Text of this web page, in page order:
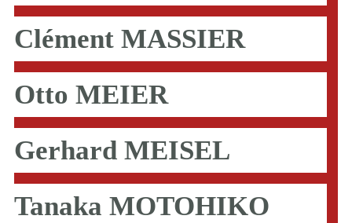
Clément MASSIER
Otto MEIER
Gerhard MEISEL
Tanaka MOTOHIKO